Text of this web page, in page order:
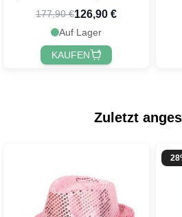
Wurfbeutel PartyVikings
177,90 €126,90 €
Auf Lager
KAUFEN
Zuletzt